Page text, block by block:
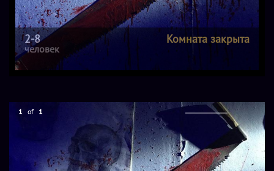
2-8
человек
Комната закрыта
1 of 1